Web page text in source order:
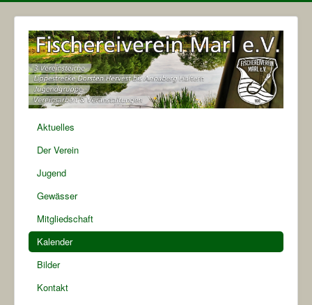
Aktuelles
Der Verein
Jugend
Gewässer
Mitgliedschaft
Kalender
Bilder
Kontakt